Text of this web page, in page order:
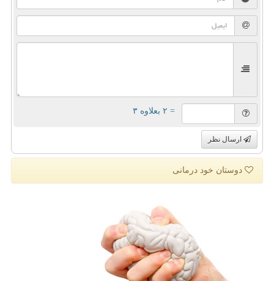
= ۲ بعلاوه ۳
ارسال نظر
دوستان خود درمانی